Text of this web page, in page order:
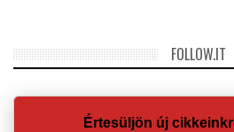
FOLLOW.IT
Értesüljön új